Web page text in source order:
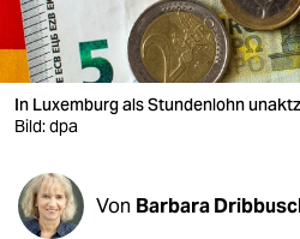
verlag
verlag
veranstaltungen
shop
fragen & hilfe
In Luxemburg als Stundenlohn
Bild: dpa
Von Barbara